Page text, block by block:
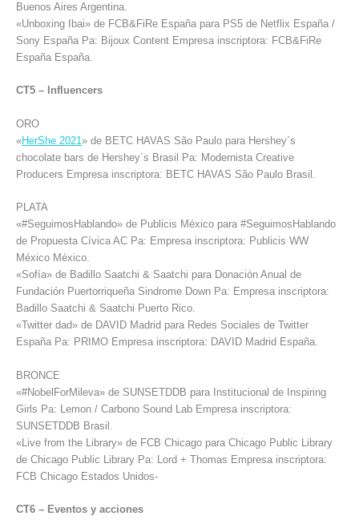
Buenos Aires Argentina.
«Unboxing Ibai» de FCB&FiRe España para PS5 de Netflix España /
Sony España Pa: Bijoux Content Empresa inscriptora: FCB&FiRe
España España.
CT5 – Influencers
ORO
«HerShe 2021 » de BETC HAVAS São Paulo para Hershey´s
chocolate bars de Hershey´s Brasil Pa: Modernista Creative
Producers Empresa inscriptora: BETC HAVAS São Paulo Brasil.
PLATA
«#SeguimosHablando» de Publicis México para #SeguimosHablando
de Propuesta Cívica AC Pa: Empresa inscriptora: Publicis WW
México México.
«Sofía» de Badillo Saatchi & Saatchi para Donación Anual de
Fundación Puertorriqueña Sindrome Down Pa: Empresa inscriptora:
Badillo Saatchi & Saatchi Puerto Rico.
«Twitter dad» de DAVID Madrid para Redes Sociales de Twitter
España Pa: PRIMO Empresa inscriptora: DAVID Madrid España.
BRONCE
«#NobelForMileva» de SUNSETDDB para Institucional de Inspiring
Girls Pa: Lemon / Carbono Sound Lab Empresa inscriptora:
SUNSETDDB Brasil.
«Live from the Library» de FCB Chicago para Chicago Public Library
de Chicago Public Library Pa: Lord + Thomas Empresa inscriptora:
FCB Chicago Estados Unidos-
CT6 – Eventos y acciones